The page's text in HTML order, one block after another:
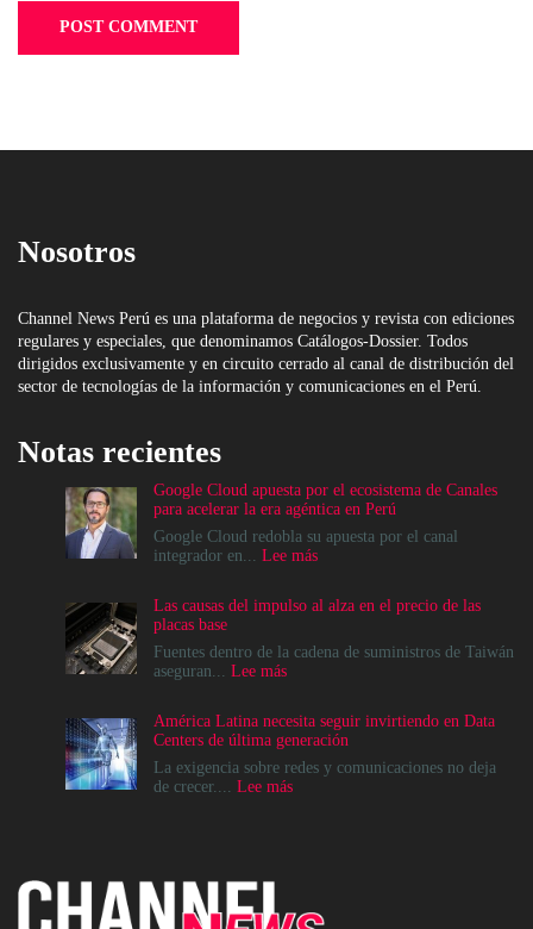
Nosotros
Channel News Perú es una plataforma de negocios y revista con ediciones
regulares y especiales, que denominamos Catálogos-Dossier. Todos
dirigidos exclusivamente y en circuito cerrado al canal de distribución del
sector de tecnologías de la información y comunicaciones en el Perú.
Notas recientes
Google Cloud apuesta por el ecosistema de Canales
para acelerar la era agéntica en Perú
Google Cloud redobla su apuesta por el canal
integrador en... Lee más:
apuesta
el
para
acelerar
la
era
Las causas del impulso al alza en el precio de las
placas base
Fuentes dentro de la cadena de suministros de Taiwán
aseguran... Lee más:
del
impulso
al
alza
base
América Latina necesita seguir invirtiendo en Data
Centers de última generación
La exigencia sobre redes y comunicaciones no deja
de crecer.... Lee más:
Data